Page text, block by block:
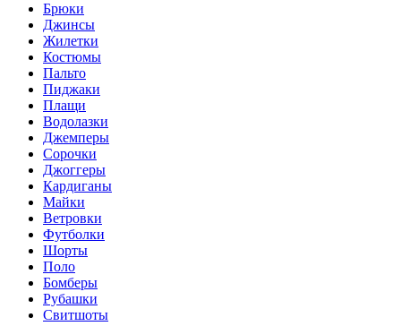
Брюки
Джинсы
Жилетки
Костюмы
Пальто
Пиджаки
Плащи
Водолазки
Джемперы
Сорочки
Джоггеры
Кардиганы
Майки
Ветровки
Футболки
Шорты
Поло
Бомберы
Рубашки
Свитшоты